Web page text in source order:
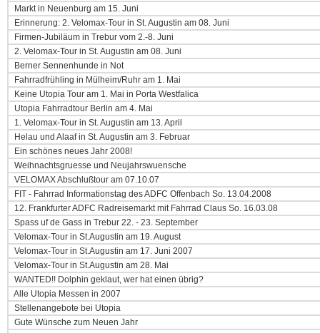
Markt in Neuenburg am 15. Juni
Erinnerung: 2. Velomax-Tour in St. Augustin am 08. Juni
Firmen-Jubiläum in Trebur vom 2.-8. Juni
2. Velomax-Tour in St. Augustin am 08. Juni
Berner Sennenhunde in Not
Fahrradfrühling in Mülheim/Ruhr am 1. Mai
Keine Utopia Tour am 1. Mai in Porta Westfalica
Utopia Fahrradtour Berlin am 4. Mai
1. Velomax-Tour in St. Augustin am 13. April
Helau und Alaaf in St. Augustin am 3. Februar
Ein schönes neues Jahr 2008!
Weihnachtsgruesse und Neujahrswuensche
VELOMAX Abschlußtour am 07.10.07
FIT - Fahrrad Informationstag des ADFC Offenbach So. 13.04.2008
12. Frankfurter ADFC Radreisemarkt mit Fahrrad Claus So. 16.03.08
Spass uf de Gass in Trebur 22. - 23. September
Velomax-Tour in St.Augustin am 19. August
Velomax-Tour in St.Augustin am 17. Juni 2007
Velomax-Tour in St.Augustin am 28. Mai
WANTED!! Dolphin geklaut, wer hat einen übrig?
Alle Utopia Messen in 2007
Stellenangebote bei Utopia
Gute Wünsche zum Neuen Jahr